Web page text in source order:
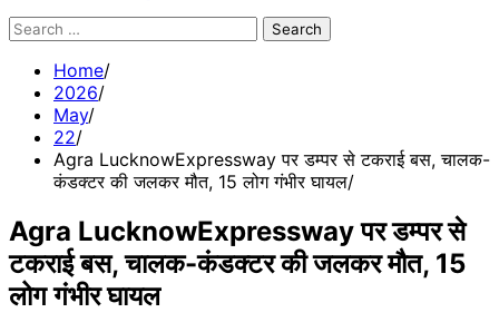
Search
Home
2026
May
22
Agra LucknowExpressway पर डम्पर से टकराई बस, चालक-
कंडक्टर की जलकर मौत, 15 लोग गंभीर घायल
Agra LucknowExpressway पर डम्पर से
टकराई बस, चालक-कंडक्टर की जलकर मौत, 15
लोग गंभीर घायल